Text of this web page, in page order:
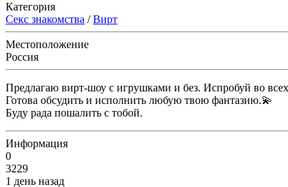
Категория
Секс знакомства /Вирт
Местоположение
Россия
Предлагаю вирт-шоу с игрушками и без. Испробуй во
Готова обсудить и исполнить любую твою фантазию.💫
Буду рада пошалить с тобой.
Информация
0
3229
1 день назад